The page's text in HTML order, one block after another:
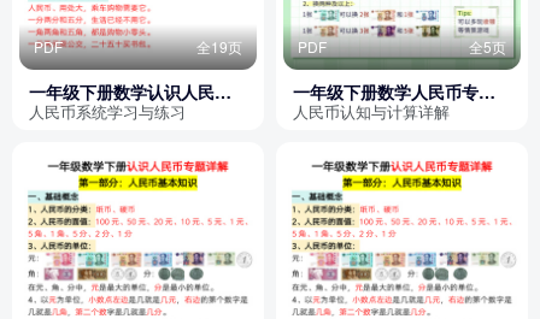
PDF 全19页
一年级下册数学认识人民币
专题详解
人民币系统学习与练习
PDF 全5页
一年级下册数学人民币专项
详解（含答案）
人民币认知与计算详解